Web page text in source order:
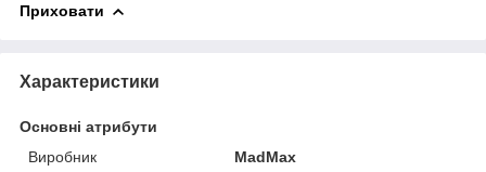
Приховати
Характеристики
Основні атрибути
Виробник
MadMax